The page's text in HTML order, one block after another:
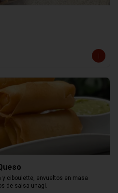
ciboulette, envueltos en masa
de salsa unagi.